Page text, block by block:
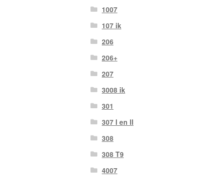
1007
107 ik
206
206+
207
3008 ik
301
307 I en II
308
308 T9
4007